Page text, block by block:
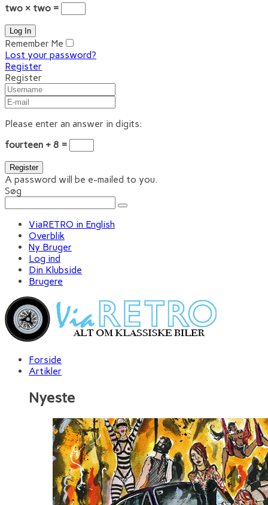
two × two =
Remember Me
Lost your password?
Register
Register
Please enter an answer in digits:
fourteen + 8 =
A password will be e-mailed to you.
Søg
ViaRETRO in English
Overblik
Ny Bruger
Log ind
Din Klubside
Brugere
Forside
Artikler
Nyeste